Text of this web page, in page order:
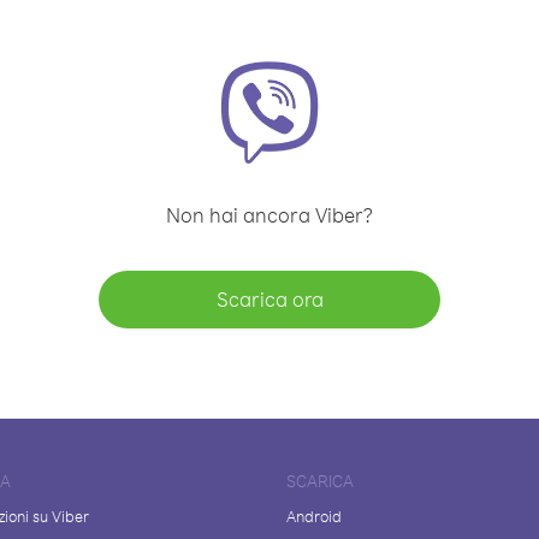
Non hai ancora Viber?
Scarica ora
su Viber
SCARICA
Android